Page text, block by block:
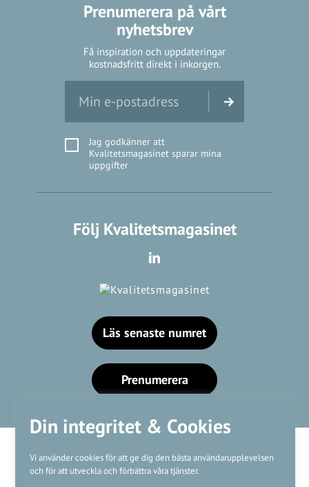
Din integritet & Cookies
Vi använder cookies för att ge dig den bästa användarupplevelsen
och för att utveckla och förbättra våra tjänster.
Prenumerera på vårt
nyhetsbrev
Få inspiration och uppdateringar
kostnadsfritt direkt i inkorgen.
Jag godkänner att
Kvalitetsmagasinet sparar mina
uppgifter
Följ Kvalitetsmagasinet
Läs senaste numret
Prenumerera